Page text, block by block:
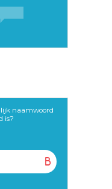
naamwoord
is?
B